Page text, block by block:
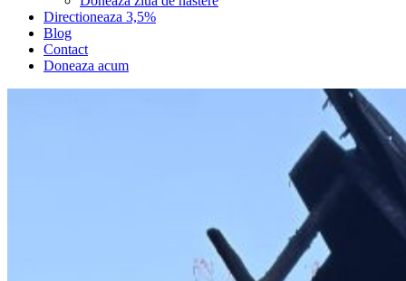
Directioneaza 3,5%
Blog
Contact
Doneaza acum